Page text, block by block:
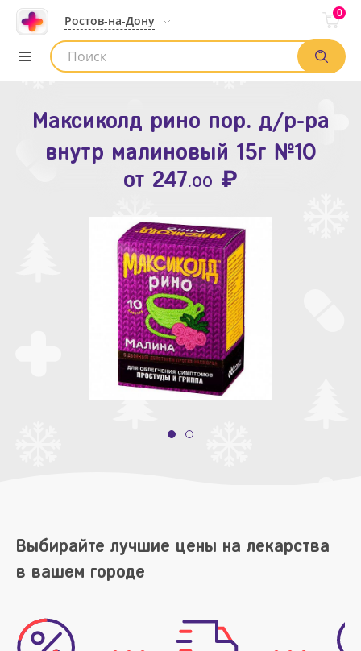
Ростов-на-Дону
0
Список аптек
Максиколд рино пор. д/р-ра
внутр малиновый 15г №10
от 247.00 ₽
Зодак таб. п.п.о. 10мг №10
от109.80 ₽
Выбирайте лучшие цены на лекарства
в вашем городе